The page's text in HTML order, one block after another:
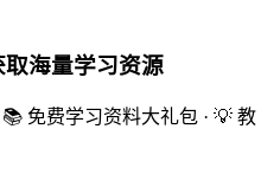
海量学习资源
免费学习资料大礼包 · 💡 教